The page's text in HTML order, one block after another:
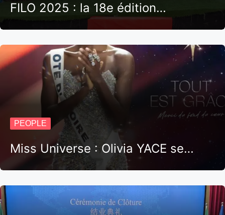
FILO 2025 : la 18e édition…
PEOPLE
Miss Universe : Olivia YACE se…